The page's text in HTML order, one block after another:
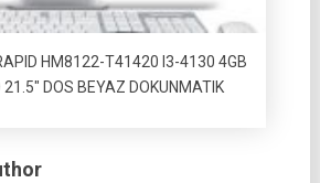
HM8122-T41420 I3-4130 4GB
DOS BEYAZ DOKUNMATIK